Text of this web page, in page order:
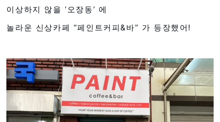
이상하지 않을 ‘오장동’ 에
놀라운 신상카페 “페인트커피&바” 가 등장했어!